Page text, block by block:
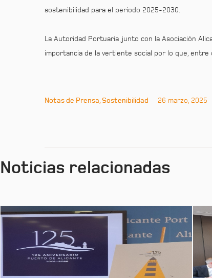
sostenibilidad para el periodo 2025-2030.
La Autoridad Portuaria junto con la Asociación
importancia de la vertiente social por lo que, entre
Notas de Prensa, Sostenibilidad 26 marzo, 2025
Noticias relacionadas